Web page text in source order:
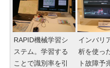
RAPID機械学習シ
ステム。学習する
ことで識別率を引
インバリ
析を使っ
ト故障予